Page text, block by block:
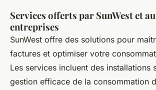
Services offerts par SunWest et
entreprises
SunWest offre des solutions pour
factures et optimiser votre
Les services incluent des installations
gestion efficace de la consommation